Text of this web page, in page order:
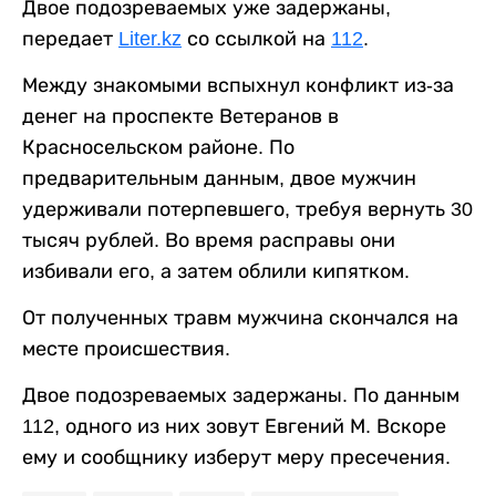
Двое подозреваемых уже задержаны,
передает Liter.kz со ссылкой на 112.
Между знакомыми вспыхнул конфликт из-за
денег на проспекте Ветеранов в
Красносельском районе. По
предварительным данным, двое мужчин
удерживали потерпевшего, требуя вернуть 30
тысяч рублей. Во время расправы они
избивали его, а затем облили кипятком.
От полученных травм мужчина скончался на
месте происшествия.
Двое подозреваемых задержаны. По данным
112, одного из них зовут Евгений М. Вскоре
ему и сообщнику изберут меру пресечения.